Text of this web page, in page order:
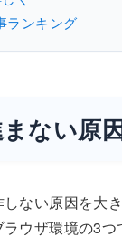
ランキング
ない原
ない原因を大
ウザ環境の3